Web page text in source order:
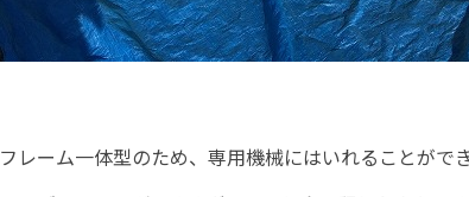
フレーム一体型のため、専用機械にはいれることがで